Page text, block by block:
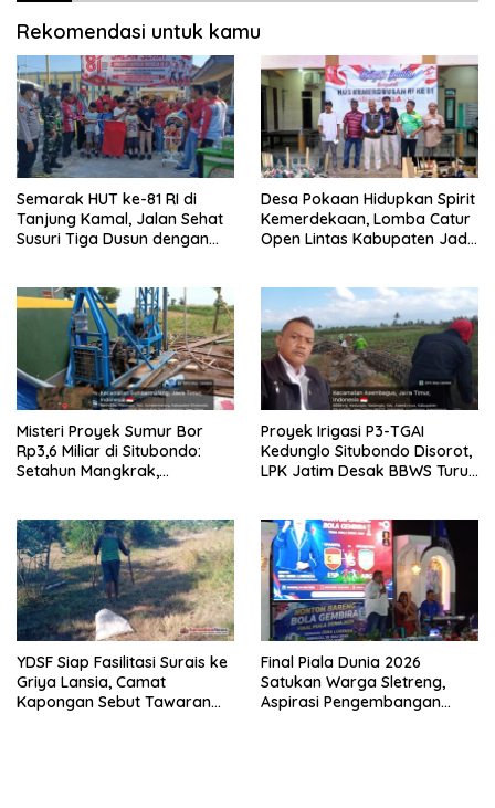
Rekomendasi untuk kamu
Semarak HUT ke-81 RI di
Tanjung Kamal, Jalan Sehat
Susuri Tiga Dusun dengan
Desa Pokaan Hidupkan Spirit
Kemerdekaan, Lomba Catur
Open Lintas Kabupaten Jadi
Misteri Proyek Sumur Bor
Rp3,6 Miliar di Situbondo:
Setahun Mangkrak,
ke KPK
Proyek Irigasi P3-TGAI
Kedunglo Situbondo Disorot,
LPK Jatim Desak BBWS Turun
YDSF Siap Fasilitasi Surais ke
Griya Lansia, Camat
Kapongan Sebut Tawaran
Final Piala Dunia 2026
Satukan Warga Sletreng,
Aspirasi Pengembangan